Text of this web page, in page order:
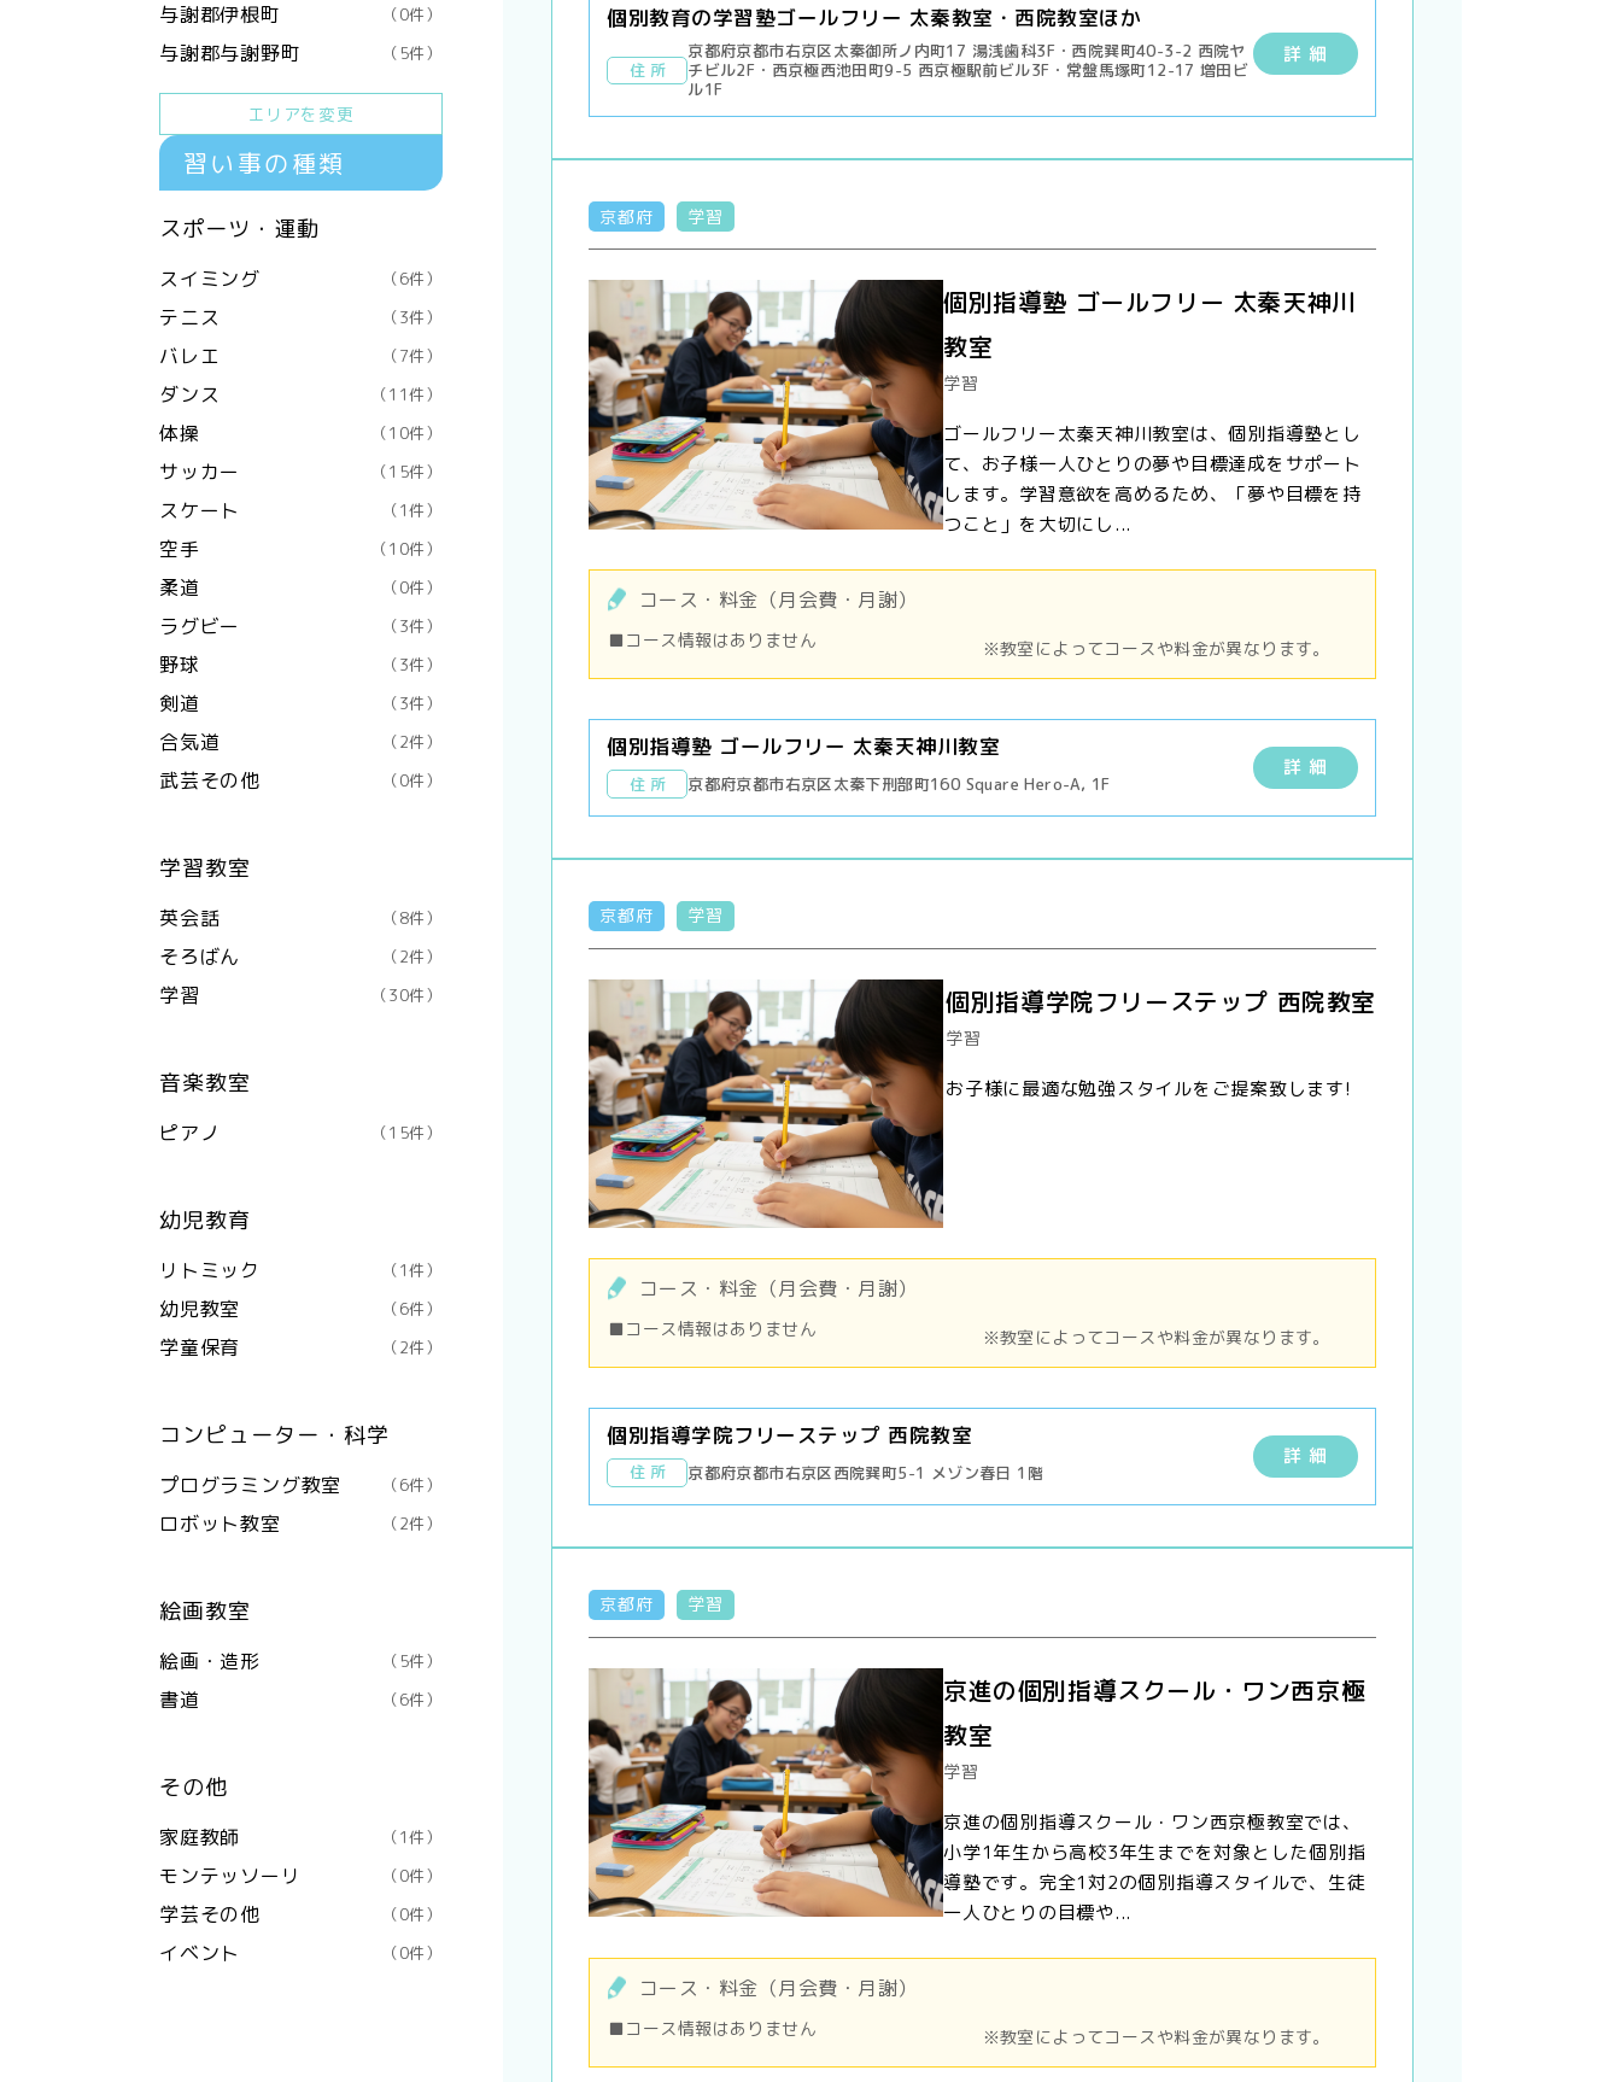
与謝郡伊根町 （0件）
与謝郡与謝野町 （5件）
エリアを変更
習い事の種類
スポーツ・運動
スイミング （6件）
テニス （3件）
バレエ （7件）
ダンス （11件）
体操 （10件）
サッカー （15件）
スケート （1件）
空手 （10件）
柔道 （0件）
ラグビー （3件）
野球 （3件）
剣道 （3件）
合気道 （2件）
武芸その他 （0件）
学習教室
英会話 （8件）
そろばん （2件）
学習 （30件）
音楽教室
ピアノ （15件）
幼児教育
リトミック （1件）
幼児教室 （6件）
学童保育 （2件）
コンピューター・科学
プログラミング教室 （6件）
ロボット教室 （2件）
絵画教室
絵画・造形 （5件）
書道 （6件）
その他
家庭教師 （1件）
モンテッソーリ （0件）
学芸その他 （0件）
イベント （0件）
個別教育の学習塾ゴールフリー 太秦教室・西院教室ほか
住 所
京都府京都市右京区太秦御所ノ内町17 湯浅歯科3F・西院巽町40-3-2 西院ヤ
チビル2F・西京極西池田町9-5 西京極駅前ビル3F・常盤馬塚町12-17 増田ビ
ル1F
詳 細
京都府 学習
個別指導塾 ゴールフリー 太秦天神川
教室
学習
ゴールフリー太秦天神川教室は、個別指導塾とし
て、お子様一人ひとりの夢や目標達成をサポート
します。学習意欲を高めるため、「夢や目標を持
つこと」を大切にし...
コース・料金（月会費・月謝）
■コース情報はありません ※教室によってコースや料金が異なります。
個別指導塾 ゴールフリー 太秦天神川教室
住 所 京都府京都市右京区太秦下刑部町160 Square Hero-A, 1F
詳 細
京都府 学習
個別指導学院フリーステップ 西院教室
学習
お子様に最適な勉強スタイルをご提案致します!
コース・料金（月会費・月謝）
■コース情報はありません ※教室によってコースや料金が異なります。
個別指導学院フリーステップ 西院教室
住 所 京都府京都市右京区西院巽町5-1 メゾン春日 1階
詳 細
京都府 学習
京進の個別指導スクール・ワン西京極
教室
学習
京進の個別指導スクール・ワン西京極教室では、
小学1年生から高校3年生までを対象とした個別指
導塾です。完全1対2の個別指導スタイルで、生徒
一人ひとりの目標や...
コース・料金（月会費・月謝）
■コース情報はありません ※教室によってコースや料金が異なります。